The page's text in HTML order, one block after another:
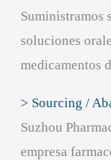
Suministramos
soluciones
medicamentos
> Sourcing /
Suzhou
empresa